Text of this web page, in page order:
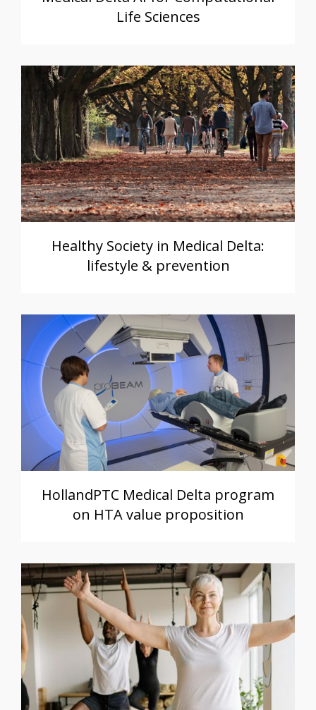
Life Sciences
Healthy Society in Medical Delta:
lifestyle & prevention
HollandPTC Medical Delta program
on HTA value proposition